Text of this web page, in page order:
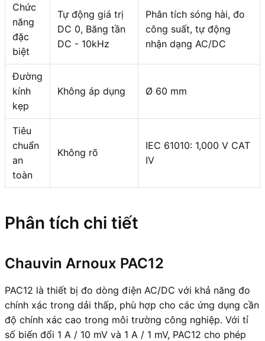
Chức
năng
đặc
biệt
Tự động giá trị
DC 0, Băng tần
DC - 10kHz
Phân tích sóng hài, đo
công suất, tự động
nhận dạng AC/DC
Đường
kính
kẹp
Không áp dụng Ø 60 mm
Tiêu
chuẩn
an
toàn
Không rõ
IEC 61010: 1,000 V CAT
IV
Phân tích chi tiết
Chauvin Arnoux PAC12
PAC12 là thiết bị đo dòng điện AC/DC với khả năng đo
chính xác trong dải thấp, phù hợp cho các ứng dụng cần
độ chính xác cao trong môi trường công nghiệp. Với tỉ
số biến đổi 1 A / 10 mV và 1 A / 1 mV, PAC12 cho phép